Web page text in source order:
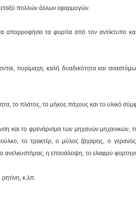
πολλών άλλων εφαρμογών.
απορροφήσει τα φορτία από τον αντίκτυπο
πυρίμαχη, καλή δυαδικότητα και
το πλάτος, το μήκος πάχους και το υλικό
και το φρενάρισμα των μηχανών μηχανικών,
το τρακτέρ, ο μύλος ζάχαρης, ο
ανελκυστήρας, η επανάλειψη, το ελαφρύ
κ.λπ.